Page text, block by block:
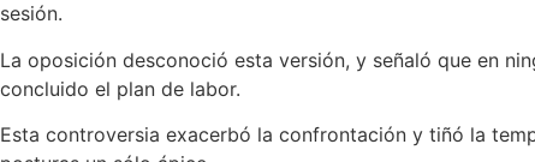
sesión.
La oposición desconoció esta versión, y señaló que en
concluido el plan de labor.
Esta controversia exacerbó la confrontación y tiñó la